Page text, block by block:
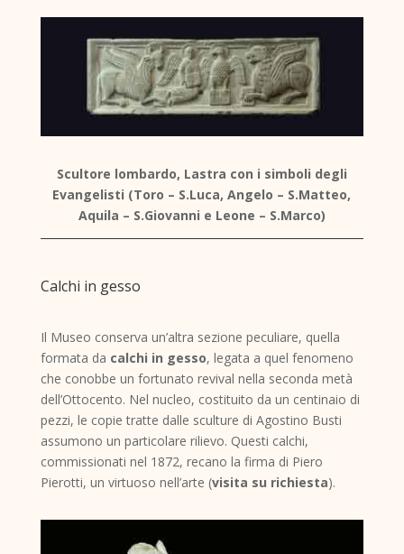
Scultore lombardo, Lastra con i simboli degli
Evangelisti (Toro – S.Luca, Angelo – S.Matteo,
Aquila – S.Giovanni e Leone – S.Marco)
Calchi in gesso
Il Museo conserva un’altra sezione peculiare, quella
formata da calchi in gesso, legata a quel fenomeno
che conobbe un fortunato revival nella seconda metà
dell’Ottocento. Nel nucleo, costituito da un centinaio di
pezzi, le copie tratte dalle sculture di Agostino Busti
assumono un particolare rilievo. Questi calchi,
commissionati nel 1872, recano la firma di Piero
Pierotti, un virtuoso nell’arte (visita su richiesta).